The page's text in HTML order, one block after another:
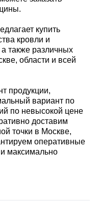
купить
кровли и
также различных
области и всей
продукции,
вариант по
по невысокой цене
доставим
точки в Москве,
оперативные
максимально